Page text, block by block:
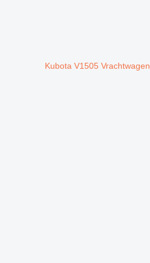
مولد كهربائي يعمل بالديزل Kubota V1505 Vrachtwagen